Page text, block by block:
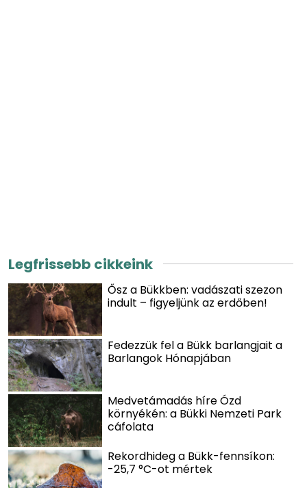
Legfrissebb cikkeink
Ősz a Bükkben: vadászati szezon
indult – figyeljünk az erdőben!
Fedezzük fel a Bükk barlangjait a
Barlangok Hónapjában
Medvetámadás híre Ózd
környékén: a Bükki Nemzeti Park
cáfolata
Rekordhideg a Bükk-fennsíkon:
-25,7 °C-ot mértek